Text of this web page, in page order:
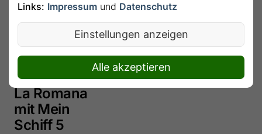
23 Nächte -
Auszeit auf
dem Atlantik
und Karibik -
ab Palma/bis
La Romana
mit Mein
Schiff 5
Links: Impressum und Datenschutz
Einstellungen anzeigen
Alle akzeptieren